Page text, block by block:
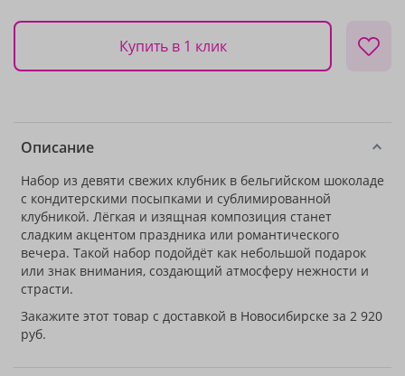
Купить в 1 клик
Описание
Набор из девяти свежих клубник в бельгийском шоколаде
с кондитерскими посыпками и сублимированной
клубникой. Лёгкая и изящная композиция станет
сладким акцентом праздника или романтического
вечера. Такой набор подойдёт как небольшой подарок
или знак внимания, создающий атмосферу нежности и
страсти.
Закажите этот товар с доставкой в Новосибирске за 2 920
руб.